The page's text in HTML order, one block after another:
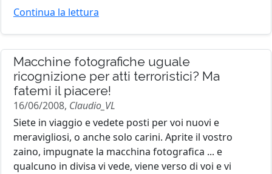
Continua la lettura
Macchine fotografiche uguale
ricognizione per atti terroristici? Ma
fatemi il piacere!
16/06/2008, Claudio_VL
Siete in viaggio e vedete posti per voi nuovi e
meravigliosi, o anche solo carini. Aprite il vostro
zaino, impugnate la macchina fotografica ... e
qualcuno in divisa vi vede, viene verso di voi e vi